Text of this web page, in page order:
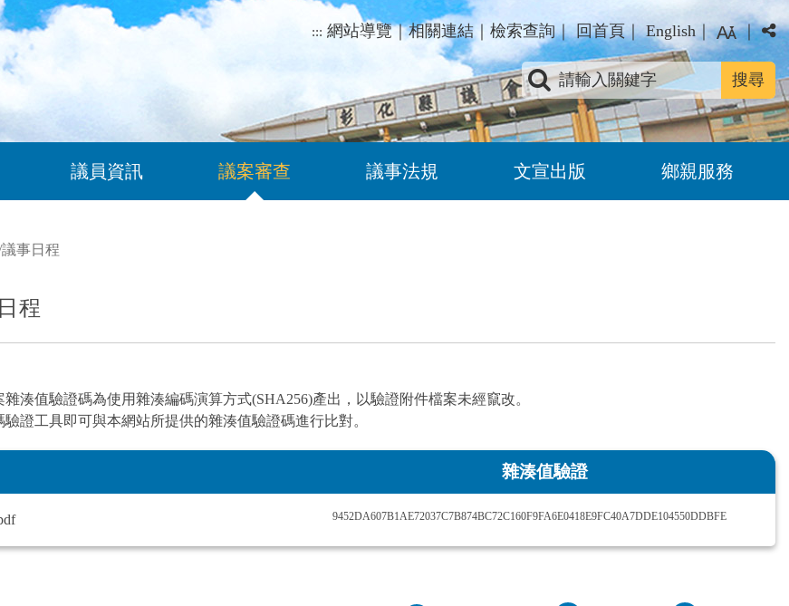
::: 網站導覽｜相關連結 ｜ 檢索查詢｜回首頁｜English ｜ ｜
關鍵字查詢
議員資訊 議案審查 議事法規 文宣出版 鄉親服務
議事日程
程
湊值驗證碼為使用雜湊編碼演算方式(SHA256)產出，以驗證附件檔案未經竄改。
證工具即可與本網站所提供的雜湊值驗證碼進行比對。
雜湊值驗證
9452DA607B1AE72037C7B874BC72C160F9FA6E0418E9FC40A7DDE104550DDBFE